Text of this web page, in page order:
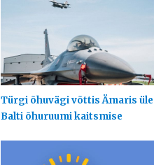
Türgi õhuvägi võttis Ämaris üle
Balti õhuruumi kaitsmise